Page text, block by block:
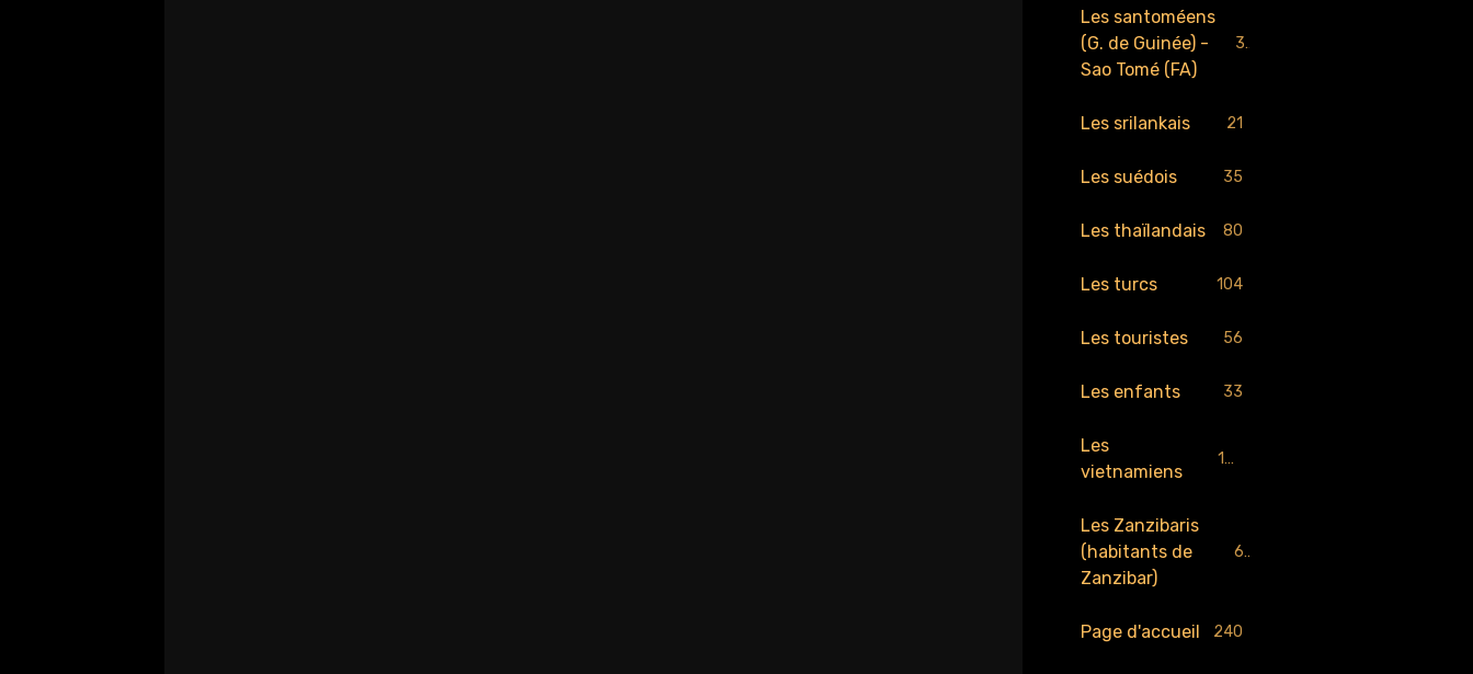
Les santoméens
(G. de Guinée) -
Sao Tomé (FA)
34
Les srilankais 21
Les suédois 35
Les thaïlandais 80
Les turcs 104
Les touristes 56
Les enfants 33
Les
vietnamiens
189
Les Zanzibaris
(habitants de
Zanzibar)
67
Page d'accueil 240